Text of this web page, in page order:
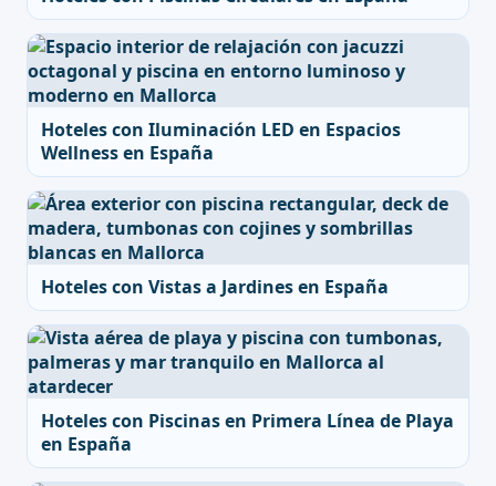
Hoteles con Iluminación LED en Espacios
Wellness en España
Hoteles con Vistas a Jardines en España
Hoteles con Piscinas en Primera Línea de Playa
en España